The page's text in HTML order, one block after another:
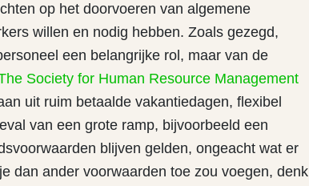
op het doorvoeren van algemene
willen en nodig hebben. Zoals gezegd,
een belangrijke rol, maar van de
Society for Human Resource Management
uit ruim betaalde vakantiedagen, flexibel
van een grote ramp, bijvoorbeeld een
blijven gelden, ongeacht wat er
dan ander voorwaarden toe zou voegen, denk